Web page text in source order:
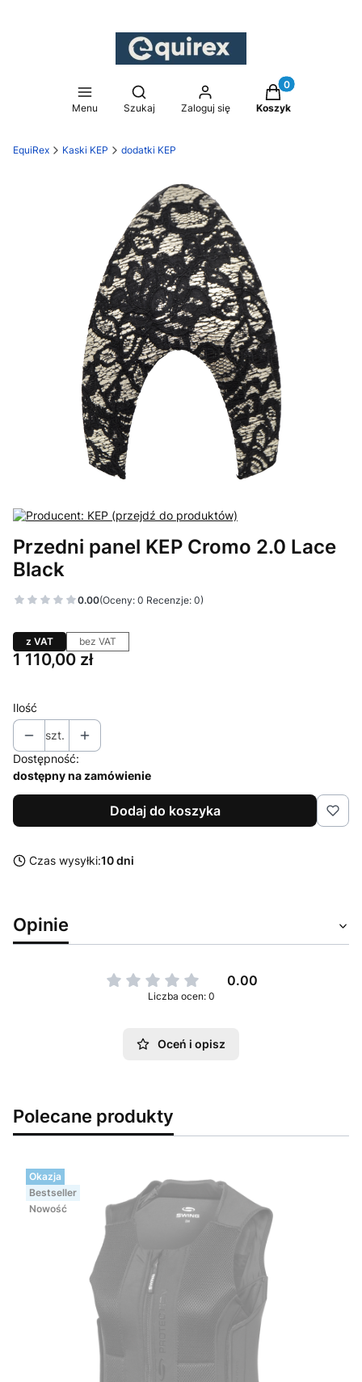
Menu
Otwórz wyszukiwarkę
Szukaj Zaloguj się
Produkty w
Koszyk
EquiRex Kaski KEP dodatki KEP
Przedni panel KEP Cromo 2.0 Lace
Black
0.00(Oceny: 0 Recenzje: 0)
z VAT bez VAT
Cena
1 110,00 zł
Ilość
szt.
Dostępność:
dostępny na zamówienie
Dodaj do koszyka
Czas wysyłki:10 dni
Opinie
0.00
Liczba ocen: 0
Oceń i opisz
Polecane produkty
Okazja
Bestseller
Nowość